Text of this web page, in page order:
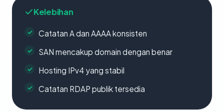
Kelebihan
Catatan A dan AAAA konsisten
SAN mencakup domain dengan benar
Hosting IPv4 yang stabil
Catatan RDAP publik tersedia